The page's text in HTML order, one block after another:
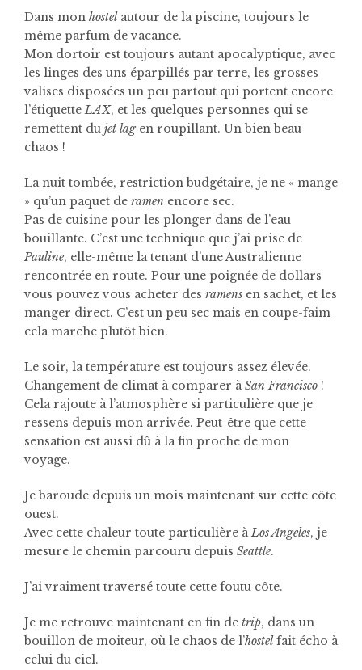
Dans mon hostelautour de la piscine, toujours le
même parfum de vacance.
Mon dortoir est toujours autant apocalyptique, avec
les linges des uns éparpillés par terre, les grosses
valises disposées un peu partout qui portent encore
l’étiquetteLAX, et les quelques personnes qui se
remettent du jet lagen roupillant. Un bien beau
chaos !
La nuit tombée, restriction budgétaire, je ne « mange
» qu’un paquet de ramen encore sec.
Pas de cuisine pour les plonger dans de l’eau
bouillante. C’est une technique que j’ai prise de
Pauline, elle-même la tenant d’une Australienne
rencontrée en route. Pour une poignée de dollars
vous pouvez vous acheter des ramens en sachet, et les
manger direct. C’est un peu sec mais en coupe-faim
cela marche plutôt bien.
Le soir, la température est toujours assez élevée.
Changement de climat à comparer àSan Francisco !
Cela rajoute à l’atmosphère si particulière que je
ressens depuis mon arrivée. Peut-être que cette
sensation est aussi dû à la fin proche de mon
voyage.
Je baroude depuis un mois maintenant sur cette côte
ouest.
Avec cette chaleur toute particulière àLos Angeles, je
mesure le chemin parcouru depuis Seattle.
J’ai vraiment traversé toute cette foutu côte.
Je me retrouve maintenant en fin de trip, dans un
bouillon de moiteur, où le chaos de l’hostelfait écho à
celui du ciel.